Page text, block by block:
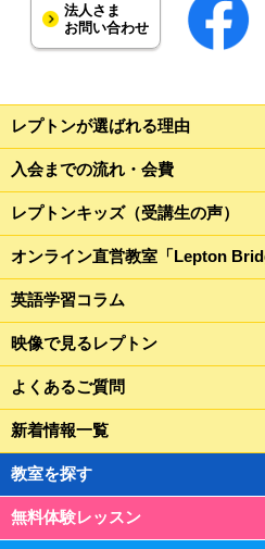
法人さま
お問い合わせ
レプトンが選ばれる理由
入会までの流れ・会費
レプトンキッズ（受講生の声）
オンライン直営教室「Lepton
英語学習コラム
映像で見るレプトン
よくあるご質問
新着情報一覧
教室を探す
無料体験レッスン